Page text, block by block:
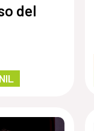
del